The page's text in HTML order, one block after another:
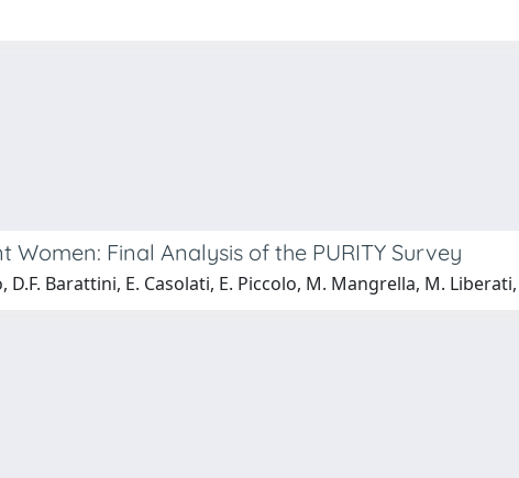
Final Analysis of the PURITY Survey
Barattini, E. Casolati, E. Piccolo, M. Mangrella, M.